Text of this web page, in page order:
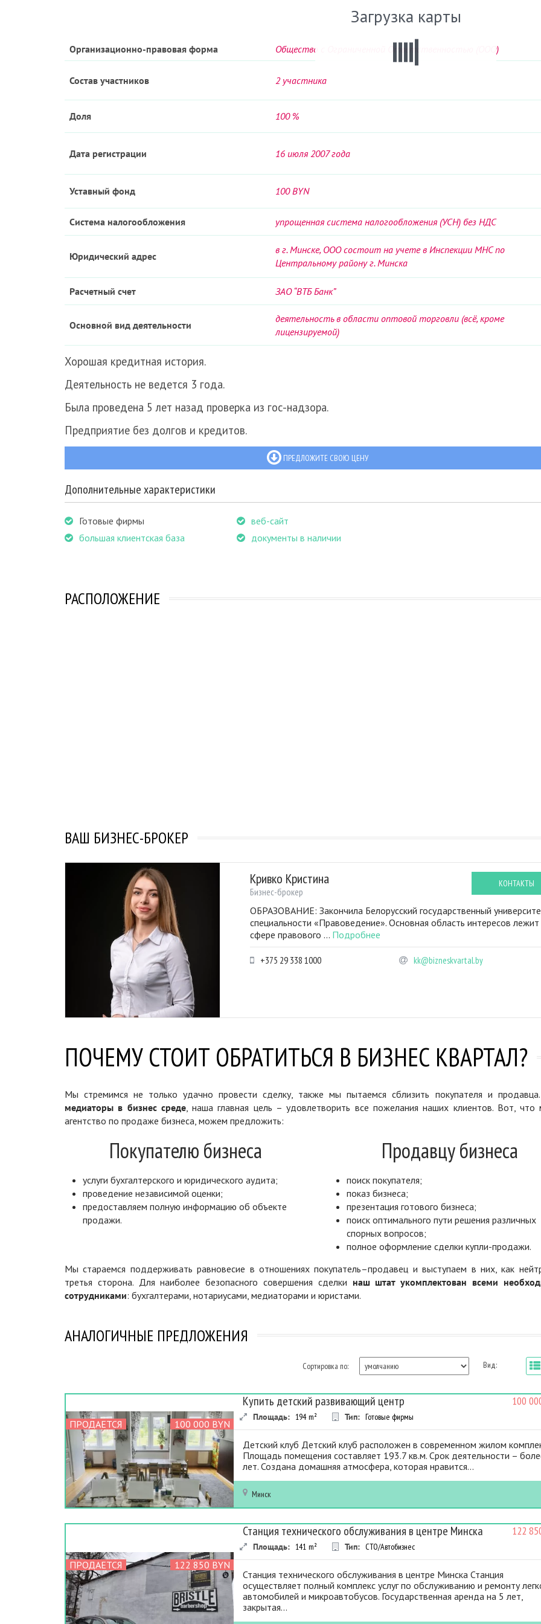
Организационно-правовая форма Общество с Ограниченной Ответственностью (ООО)
Состав участников 2участника
Доля 100 %
Дата регистрации 16 июля 2007года
Уставный фонд 100 BYN
Система налогообложения упрощенная система налогообложения (УСН) без НДС
Юридический адрес
в г. Минске, ООО состоит на учете в Инспекции МНС по
Центральному району г. Минска
Расчетный счет ЗАО “ВТБ Банк”
Основной вид деятельности
деятельность в области оптовой торговли (всё, кроме
лицензируемой)
Хорошая кредитная история.
Деятельность не ведется 3 года.
Была проведена 5 лет назад проверка из гос-надзора.
Предприятие без долгов и кредитов.
ПРЕДЛОЖИТЕ СВОЮ ЦЕНУ
Дополнительные характеристики
Готовые фирмы
большая клиентская база
веб-сайт
документы в наличии
РАСПОЛОЖЕНИЕ
Загрузка карты
ВАШ БИЗНЕС-БРОКЕР
Кривко Кристина
Бизнес-брокер
КОНТАКТЫ
ОБРАЗОВАНИЕ: Закончила Белорусский государственный
специальности «Правоведение». Основная область интересов лежит
сфере правового ... Подробнее
+375 29 338 1000 kk@bizneskvartal.by
ПОЧЕМУ СТОИТ ОБРАТИТЬСЯ В БИЗНЕС КВАРТАЛ?
Мы стремимся не только удачно провести сделку, также мы пытаемся сблизить покупателя и продавца.
медиаторы в бизнес среде, наша главная цель – удовлетворить все пожелания наших клиентов. Вот, что
агентство по продаже бизнеса, можем предложить:
Покупателю бизнеса
услуги бухгалтерского и юридического аудита;
проведение независимой оценки;
предоставляем полную информацию об объекте
продажи.
Продавцу бизнеса
поиск покупателя;
показ бизнеса;
презентация готового бизнеса;
поиск оптимального пути решения различных
спорных вопросов;
полное оформление сделки купли-продажи.
Мы стараемся поддерживать равновесие в отношениях покупатель–продавец и выступаем в них, как
третья сторона. Для наиболее безопасного совершения сделки наш штат укомплектован всеми
сотрудниками: бухгалтерами, нотариусами, медиаторами и юристами.
АНАЛОГИЧНЫЕ ПРЕДЛОЖЕНИЯ
Сортировка по: Вид:
ПРОДАЕТСЯ 100 000 BYN
Купить детский развивающий центр 100
Площадь: 194 m² Тип: Готовые фирмы
Детский клуб Детский клуб расположен в современном жилом
Площадь помещения составляет 193.7 кв.м. Срок деятельности –
лет. Создана домашняя атмосфера, которая нравится...
Минск
ПРОДАЕТСЯ 122 850 BYN
Станция технического обслуживания в центре Минска 122
Площадь: 141 m² Тип: СТО/Автобизнес
Станция технического обслуживания в центре Минска Станция
осуществляет полный комплекс услуг по обслуживанию и ремонту
автомобилей и микроавтобусов. Государственная аренда на 5 лет,
закрытая...